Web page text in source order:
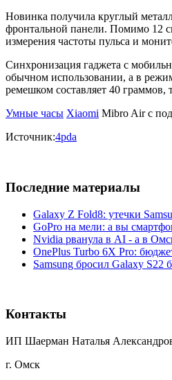
Новинка получила круглый
фронтальной панели. Помимо 12
измерения частоты пульса и
Синхронизация гаджета с
обычном использовании, а в
ремешком составляет 40
Умные часы Xiaomi Mibro Air с
Источник:4pda
Последние материалы
Galaxy Z Fold8: утечки
GoPro на мели: а вы
Nvidia рванула в AI - а в
OnePlus Turbo 6X Pro:
Samsung бросил Galaxy S22
Контакты
ИП Шаерман Наталья
г. Омск